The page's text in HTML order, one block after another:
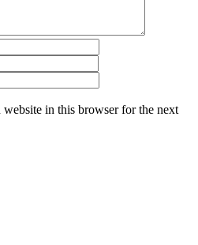
website in this browser for the next